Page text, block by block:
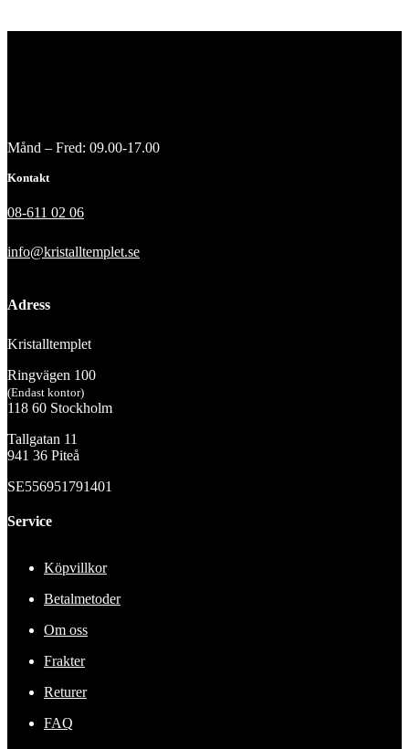
Månd – Fred: 09.00-17.00
Kontakt
08-611 02 06
info@kristalltemplet.se
Adress
Kristalltemplet
Ringvägen 100
(Endast kontor)
118 60 Stockholm
Tallgatan 11
941 36 Piteå
SE556951791401
Service
Köpvillkor
Betalmetoder
Om oss
Frakter
Returer
FAQ